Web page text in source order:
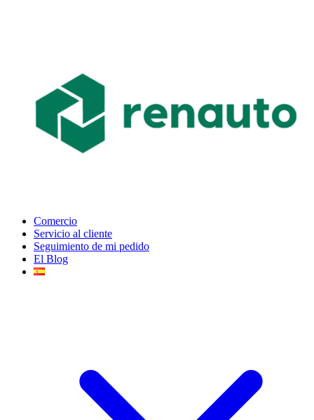
Comercio
Servicio al cliente
Seguimiento de mi pedido
El Blog